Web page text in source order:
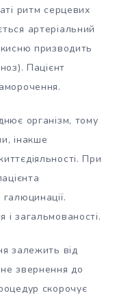
ритм серцевих
артеріальний
призводить
Пацієнт
організм, тому
інакше
При
і загальмованості.
залежить від
звернення до
скорочує